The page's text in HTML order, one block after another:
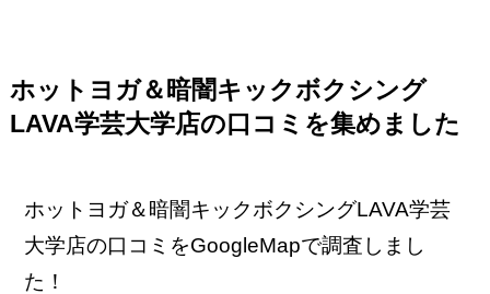
ホットヨガ＆暗闇キックボクシング
LAVA学芸大学店の口コミを集めました
ホットヨガ＆暗闇キックボクシングLAVA学芸
大学店の口コミをGoogleMapで調査しまし
た！